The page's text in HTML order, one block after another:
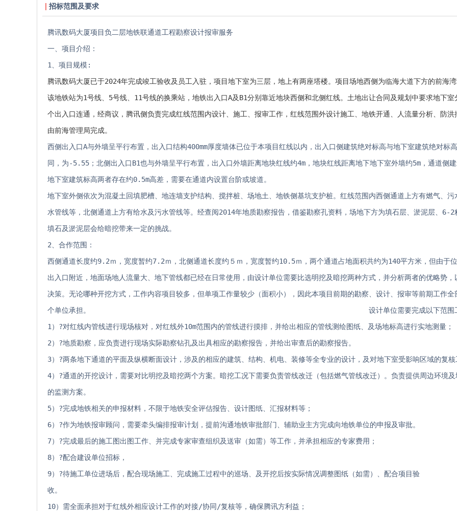
招标范围及要求
腾讯数码大厦项目负二层地铁联通道工程勘察设计报审服务
一、项目介绍：
1、项目规模:
腾讯数码大厦已于2024年完成竣工验收及员工入驻，项目地下室为三层，地上有两座塔楼。项目场地西侧为临海大道下方的前海
该地铁站为1号线、5号线、11号线的换乘站，地铁出入口A及B1分别靠近地块西侧和北侧红线。土地出让合同及规划中要求地下室
个出入口连通，经商议，腾讯侧负责完成红线范围内设计、施工、报审工作，红线范围外设计施工、地铁开通、人流量分析、防洪
由前海管理局完成。
西侧出入口A与外墙呈平行布置，出入口结构400mm厚度墙体已位于本项目红线以内，出入口侧建筑绝对标高与地下室建筑绝对标
同，为-5.55；北侧出入口B1也与外墙呈平行布置，出入口外墙距离地块红线约4m，地块红线距离地下地下室外墙约5m，通道侧
地下室建筑标高两者存在约0.5m高差，需要在通道内设置台阶或坡道。
地下室外侧依次为混凝土回填肥槽、地连墙支护结构、搅拌桩、场地土、地铁侧基坑支护桩。红线范围内西侧通道上方有燃气、污
水管线等，北侧通道上方有给水及污水管线等。经查阅2014年地质勘察报告，借鉴勘察孔资料，场地下方为填石层、淤泥层、6-2
填石及淤泥层会给暗挖带来一定的挑战。
2、合作范围：
西侧通道长度约9.2ｍ，宽度暂约7.2ｍ，北侧通道长度约５ｍ，宽度暂约10.5ｍ，两个通道占地面积共约为140平方米，但由于
出入口附近，地面场地人流量大、地下管线都已经在日常使用，由设计单位需要比选明挖及暗挖两种方式，并分析两者的优略势，
决策。无论哪种开挖方式，工作内容项目较多，但单项工作量较少（面积小），因此本项目前期的勘察、设计、报审等前期工作全
个单位承担。　　　　　　　　　　　　　　　　　　　　　　　　　　　　　　　　　　　　　　　设计单位需要完成以下范围
1）?对红线内管线进行现场核对，对红线外10m范围内的管线进行摸排，并给出相应的管线测绘图纸、及场地标高进行实地测量；
2）?地质勘察，应负责进行现场实际勘察钻孔及出具相应的勘察报告，并给出审查后的勘察报告。
3）?两条地下通道的平面及纵横断面设计，涉及的相应的建筑、结构、机电、装修等全专业的设计，及对地下室受影响区域的复
4）?通道的开挖设计，需要对比明挖及暗挖两个方案。暗挖工况下需要负责管线改迁（包括燃气管线改迁）。负责提供周边环境
的监测方案。
5）?完成地铁相关的申报材料，不限于地铁安全评估报告、设计图纸、汇报材料等；
6）?作为地铁报审顾问，需要牵头编排报审计划，提前沟通地铁审批部门、辅助业主方完成向地铁单位的申报及审批。
7）?完成最后的施工图出图工作、并完成专家审查组织及送审（如需）等工作，并承担相应的专家费用；
8）?配合建设单位招标，
9）?待施工单位进场后，配合现场施工、完成施工过程中的巡场、及开挖后按实际情况调整图纸（如需）、配合项目验
收。
10）需全面承担对于红线外相应设计工作的对接/协同/复核等，确保腾讯方利益；